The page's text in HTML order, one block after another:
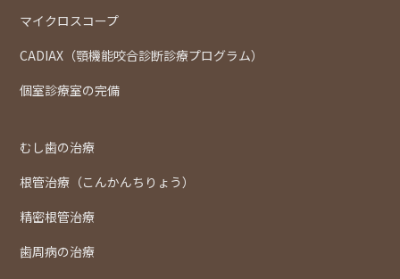
マイクロスコープ
CADIAX（顎機能咬合診断診療プログラム）
個室診療室の完備
むし歯の治療
根管治療（こんかんちりょう）
精密根管治療
歯周病の治療